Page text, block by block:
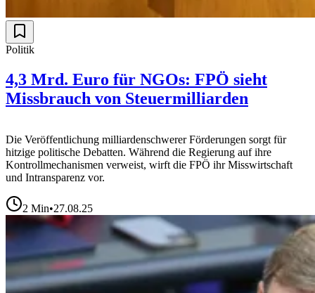
Politik
4,3 Mrd. Euro für NGOs: FPÖ sieht
Missbrauch von Steuermilliarden
Die Veröffentlichung milliardenschwerer Förderungen sorgt für
hitzige politische Debatten. Während die Regierung auf ihre
Kontrollmechanismen verweist, wirft die FPÖ ihr Misswirtschaft
und Intransparenz vor.
2 Min•27.08.25